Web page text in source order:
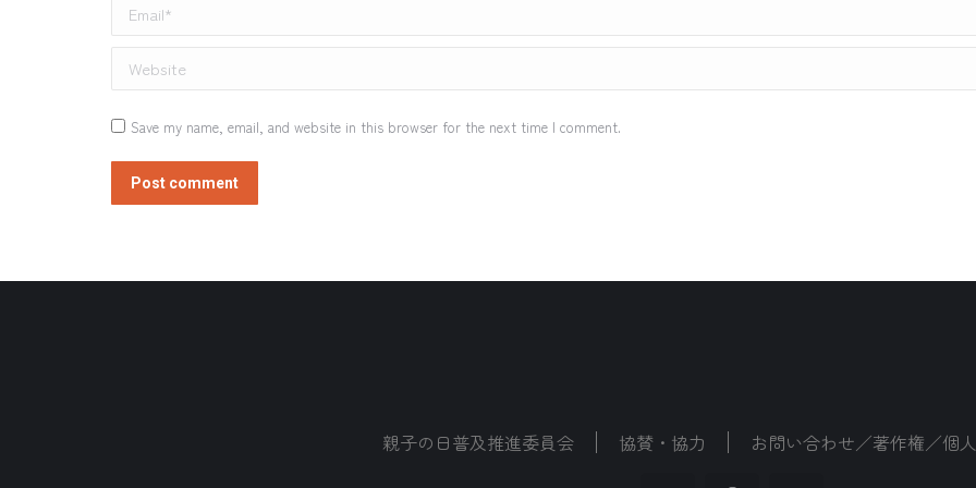
Email *
Website
Save my name, email, and website in this browser for the next time I comment.
Post comment
親子の日普及推進委員会 協賛・協力 お問い合わせ／著作権／個